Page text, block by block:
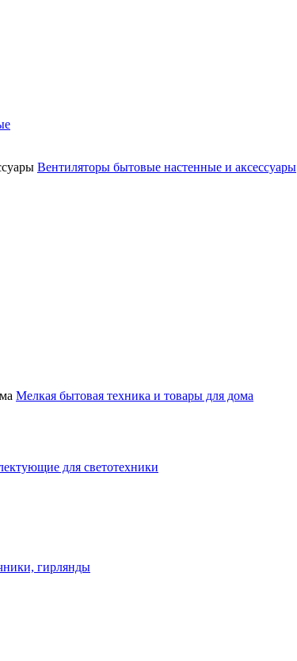
Вентиляторы бытовые настенные и аксессуары
Мелкая бытовая техника и товары для дома
для светотехники
гирлянды